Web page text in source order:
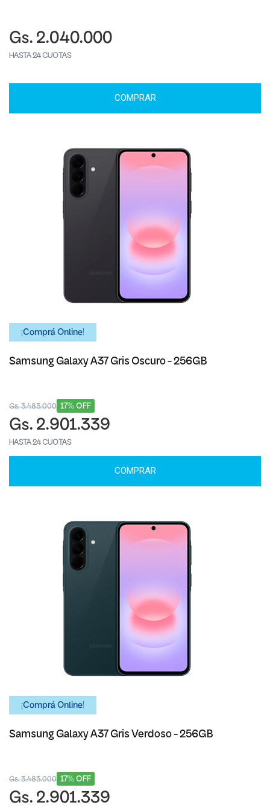
Gs. 2.040.000
HASTA 24 CUOTAS
COMPRAR
¡Comprá Online!
Samsung Galaxy A37 Gris Oscuro - 256GB
17% OFF
Gs. 3.483.000
Gs. 2.901.339
HASTA 24 CUOTAS
COMPRAR
¡Comprá Online!
Samsung Galaxy A37 Gris Verdoso - 256GB
17% OFF
Gs. 3.483.000
Gs. 2.901.339